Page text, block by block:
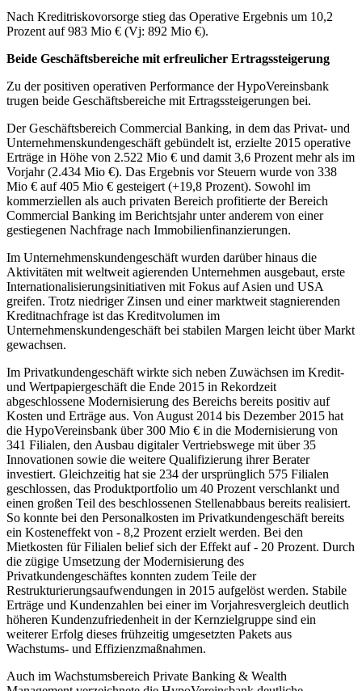
Nach Kreditriskovorsorge stieg das Operative Ergebnis um 10,2
Prozent auf 983 Mio € (Vj: 892 Mio €).
Beide Geschäftsbereiche mit erfreulicher Ertragssteigerung
Zu der positiven operativen Performance der HypoVereinsbank
trugen beide Geschäftsbereiche mit Ertragssteigerungen bei.
Der Geschäftsbereich Commercial Banking, in dem das Privat- und
Unternehmenskundengeschäft gebündelt ist, erzielte 2015 operative
Erträge in Höhe von 2.522 Mio € und damit 3,6 Prozent mehr als im
Vorjahr (2.434 Mio €). Das Ergebnis vor Steuern wurde von 338
Mio € auf 405 Mio € gesteigert (+19,8 Prozent). Sowohl im
kommerziellen als auch privaten Bereich profitierte der Bereich
Commercial Banking im Berichtsjahr unter anderem von einer
gestiegenen Nachfrage nach Immobilienfinanzierungen.
Im Unternehmenskundengeschäft wurden darüber hinaus die
Aktivitäten mit weltweit agierenden Unternehmen ausgebaut, erste
Internationalisierungsinitiativen mit Fokus auf Asien und USA
greifen. Trotz niedriger Zinsen und einer marktweit stagnierenden
Kreditnachfrage ist das Kreditvolumen im
Unternehmenskundengeschäft bei stabilen Margen leicht über Markt
gewachsen.
Im Privatkundengeschäft wirkte sich neben Zuwächsen im Kredit-
und Wertpapiergeschäft die Ende 2015 in Rekordzeit
abgeschlossene Modernisierung des Bereichs bereits positiv auf
Kosten und Erträge aus. Von August 2014 bis Dezember 2015 hat
die HypoVereinsbank über 300 Mio € in die Modernisierung von
341 Filialen, den Ausbau digitaler Vertriebswege mit über 35
Innovationen sowie die weitere Qualifizierung ihrer Berater
investiert. Gleichzeitig hat sie 234 der ursprünglich 575 Filialen
geschlossen, das Produktportfolio um 40 Prozent verschlankt und
einen großen Teil des beschlossenen Stellenabbaus bereits realisiert.
So konnte bei den Personalkosten im Privatkundengeschäft bereits
ein Kosteneffekt von - 8,2 Prozent erzielt werden. Bei den
Mietkosten für Filialen belief sich der Effekt auf - 20 Prozent. Durch
die zügige Umsetzung der Modernisierung des
Privatkundengeschäftes konnten zudem Teile der
Restrukturierungsaufwendungen in 2015 aufgelöst werden. Stabile
Erträge und Kundenzahlen bei einer im Vorjahresvergleich deutlich
höheren Kundenzufriedenheit in der Kernzielgruppe sind ein
weiterer Erfolg dieses frühzeitig umgesetzten Pakets aus
Wachstums- und Effizienzmaßnahmen.
Auch im Wachstumsbereich Private Banking & Wealth